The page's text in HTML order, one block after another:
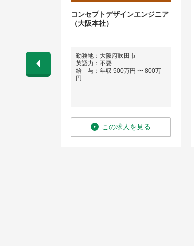
コンセプトデザインエンジニア
（大阪本社）
勤務地：大阪府吹田市
英語力：不要
給 与：年収 500万円 〜 800万
円
この求人を見る